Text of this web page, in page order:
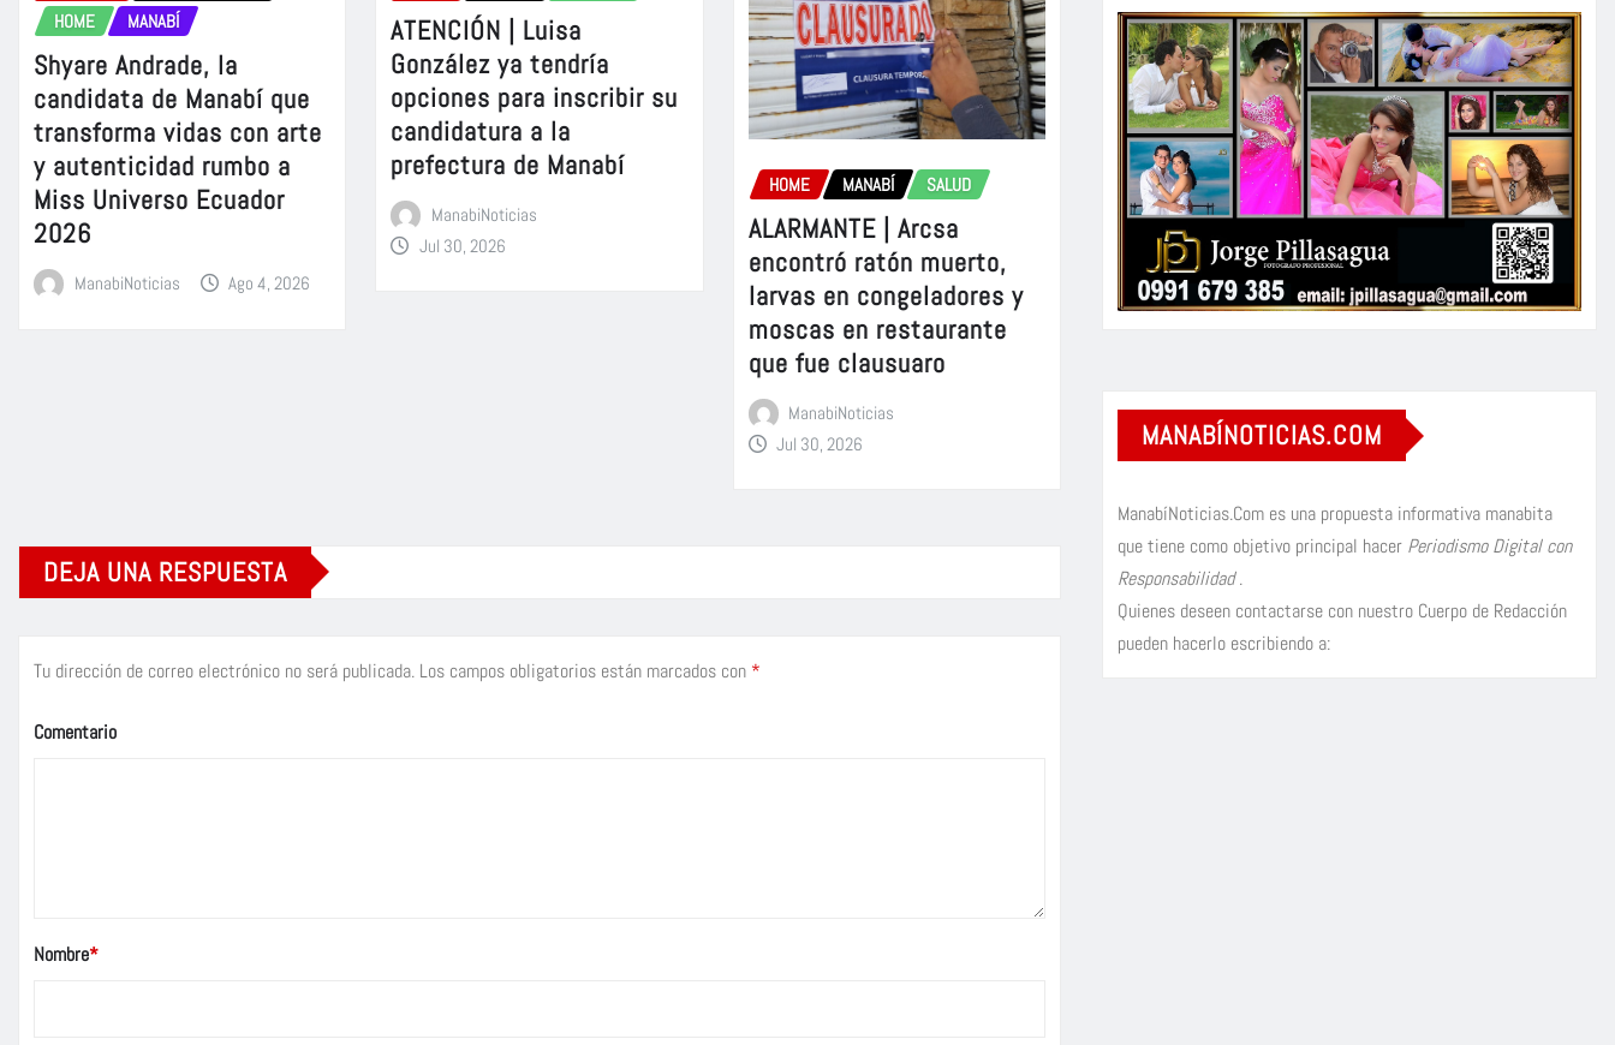
HOME
MANABÍ
Shyare Andrade, la
candidata de Manabí que
transforma vidas con arte
y autenticidad rumbo a
Miss Universo Ecuador
2026
ManabiNoticias Ago 4, 2026
ATENCIÓN | Luisa
González ya tendría
opciones para inscribir su
candidatura a la
prefectura de Manabí
ManabiNoticias
Jul 30, 2026
HOME MANABÍ SALUD
ALARMANTE | Arcsa
encontró ratón muerto,
larvas en congeladores y
moscas en restaurante
que fue clausuaro
ManabiNoticias
Jul 30, 2026
DEJA UNA RESPUESTA
Tu dirección de correo electrónico no será publicada. Los campos obligatorios están marcados con *
Comentario
Nombre*
MANABÍNOTICIAS.COM
ManabíNoticias.Com es una propuesta informativa manabita
que tiene como objetivo principal hacer Periodismo Digital con
Responsabilidad.
Quienes deseen contactarse con nuestro Cuerpo de Redacción
pueden hacerlo escribiendo a: